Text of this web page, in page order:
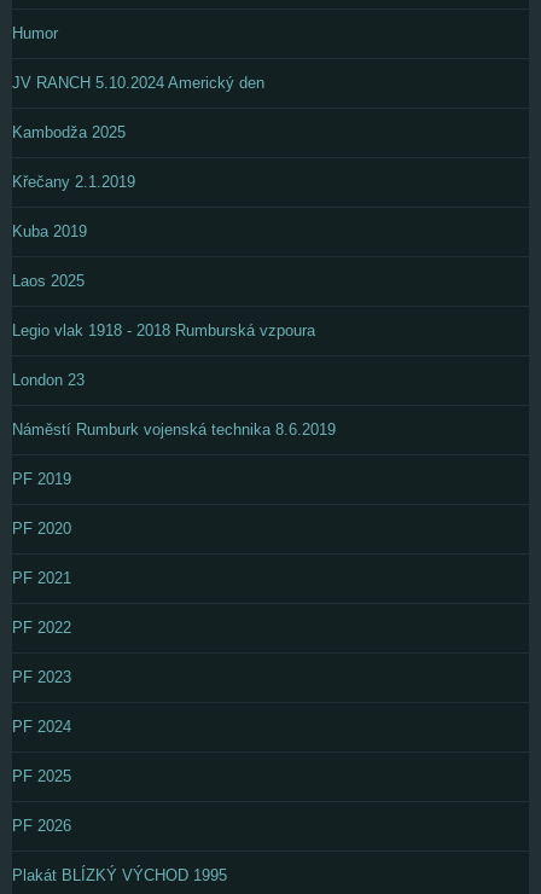
Humor
JV RANCH 5.10.2024 Americký den
Kambodža 2025
Křečany 2.1.2019
Kuba 2019
Laos 2025
Legio vlak 1918 - 2018 Rumburská vzpoura
London 23
Náměstí Rumburk vojenská technika 8.6.2019
PF 2019
PF 2020
PF 2021
PF 2022
PF 2023
PF 2024
PF 2025
PF 2026
Plakát BLÍZKÝ VÝCHOD 1995